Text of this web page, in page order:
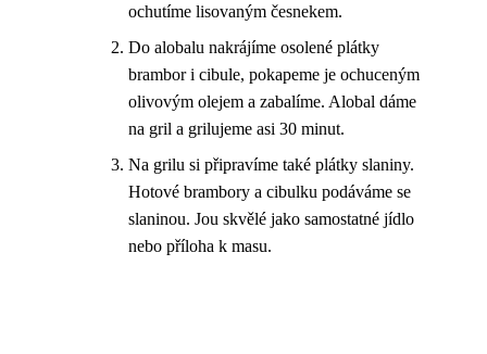
ochutíme lisovaným česnekem.
Do alobalu nakrájíme osolené plátky
brambor i cibule, pokapeme je ochuceným
olivovým olejem a zabalíme. Alobal dáme
na gril a grilujeme asi 30 minut.
Na grilu si připravíme také plátky slaniny.
Hotové brambory a cibulku podáváme se
slaninou. Jou skvělé jako samostatné jídlo
nebo příloha k masu.